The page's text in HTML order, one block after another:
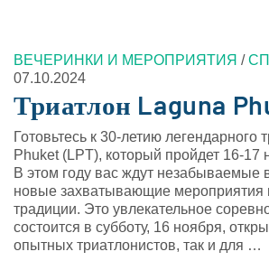
ВЕЧЕРИНКИ И МЕРОПРИЯТИЯ /
07.10.2024
Триатлон Laguna
Готовьтесь к 30-летию легендарного
Phuket (LPT), который пройдет 16-17
В этом году вас ждут незабываемые
новые захватывающие
традиции. Это увлекательное
состоится в субботу, 16 ноября,
опытных триатлонистов, так и для …